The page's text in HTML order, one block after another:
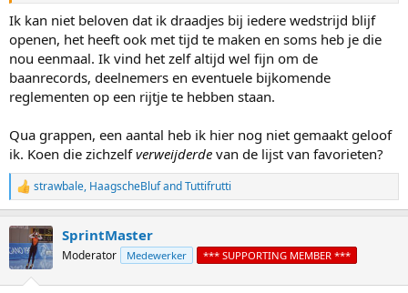
Ik kan niet beloven dat ik draadjes bij iedere wedstrijd blijf
openen, het heeft ook met tijd te maken en soms heb je die
nou eenmaal. Ik vind het zelf altijd wel fijn om de
baanrecords, deelnemers en eventuele bijkomende
reglementen op een rijtje te hebben staan.
Qua grappen, een aantal heb ik hier nog niet gemaakt geloof
ik. Koen die zichzelfverweijderde van de lijst van favorieten?
R
e
t
i
strawbale, HaagscheBlufandTuttifrutti
SprintMaster
Moderator Medewerker *** SUPPORTING MEMBER ***